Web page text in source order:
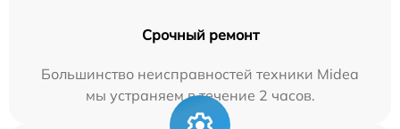
Срочный ремонт
Большинство неисправностей техники Midea
мы устраняем в течение 2 часов.